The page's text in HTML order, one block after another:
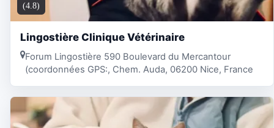
(4.8)
Lingostière Clinique Vétérinaire
Forum Lingostière 590 Boulevard du Mercantour
(coordonnées GPS:, Chem. Auda, 06200 Nice, France